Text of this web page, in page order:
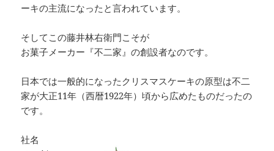
ーキの主流になったと言われています。
そしてこの藤井林右衛門こそが
お菓子メーカー『不二家』の創設者なのです。
日本では一般的になったクリスマスケーキの原型は不二
家が大正11年（西暦1922年）頃から広めたものだったの
です。
社名